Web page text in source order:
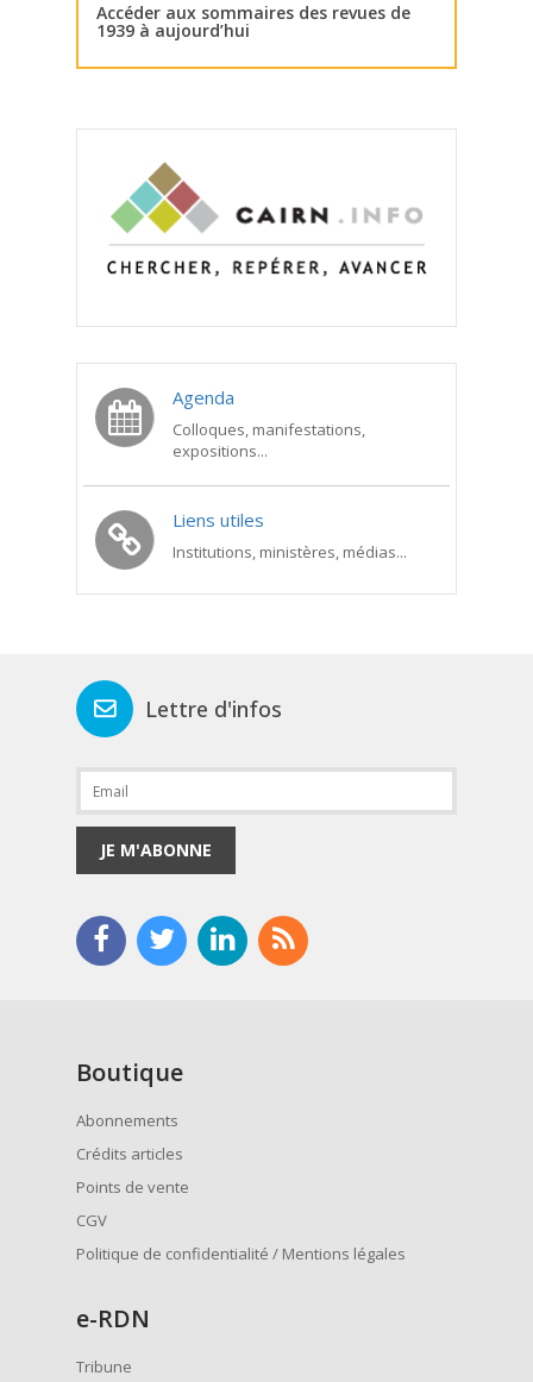
Accéder aux sommaires des revues de
1939 à aujourd’hui
Agenda
Colloques, manifestations,
expositions...
Liens utiles
Institutions, ministères, médias...
Lettre d'infos
JE M'ABONNE
Boutique
Abonnements
Crédits articles
Points de vente
CGV
Politique de confidentialité / Mentions légales
e-RDN
Tribune